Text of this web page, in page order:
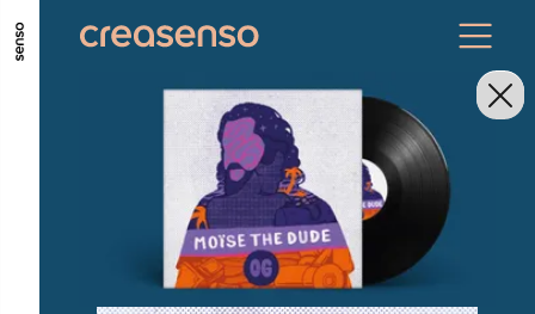
ALLER AU CONTENU PRINCIPAL
ALLER EN BAS DE PAGE